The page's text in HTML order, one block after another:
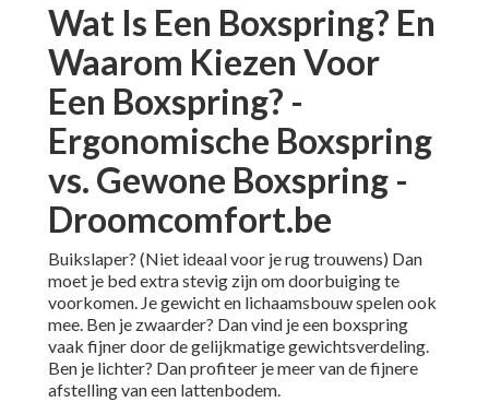
Wat Is Een Boxspring? En
Waarom Kiezen Voor
Een Boxspring? -
Ergonomische Boxspring
vs. Gewone Boxspring -
Droomcomfort.be
Buikslaper? (Niet ideaal voor je rug trouwens) Dan
moet je bed extra stevig zijn om doorbuiging te
voorkomen. Je gewicht en lichaamsbouw spelen ook
mee. Ben je zwaarder? Dan vind je een boxspring
vaak fijner door de gelijkmatige gewichtsverdeling.
Ben je lichter? Dan profiteer je meer van de fijnere
afstelling van een lattenbodem.